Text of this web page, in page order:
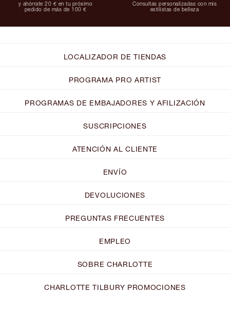
y ahórrate 20 € en tu próximo
pedido de más de 100 €
Consultas personalizadas con mis
estilistas de belleza
LOCALIZADOR DE TIENDAS
PROGRAMA PRO ARTIST
PROGRAMAS DE EMBAJADORES Y AFILIZACIÓN
SUSCRIPCIONES
ATENCIÓN AL CLIENTE
ENVÍO
DEVOLUCIONES
PREGUNTAS FRECUENTES
EMPLEO
SOBRE CHARLOTTE
CHARLOTTE TILBURY PROMOCIONES